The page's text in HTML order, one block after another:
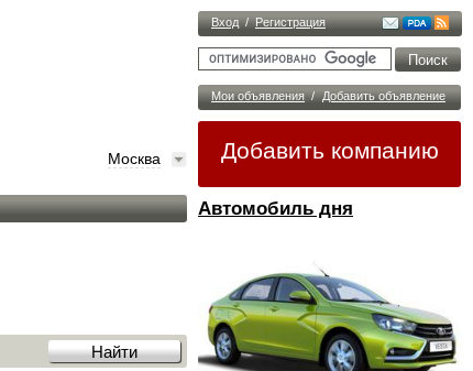
Вход / Регистрация
Мои объявления / Добавить объявление
Добавить компанию
Автомобиль дня
Москва